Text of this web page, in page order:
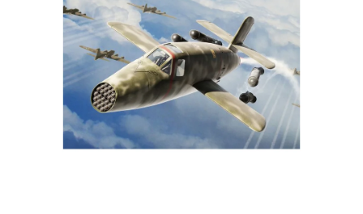
ZUBEHÖR
FARBEN & WERKZEUGE
PUBLIKATIONEN